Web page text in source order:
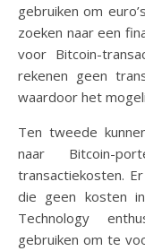
gebruiken om
zoeken naar een
voor Bitcoin-
rekenen geen
waardoor het
Ten tweede
naar Bitcoin-
transactiekosten.
die geen kosten
Technology
gebruiken om te